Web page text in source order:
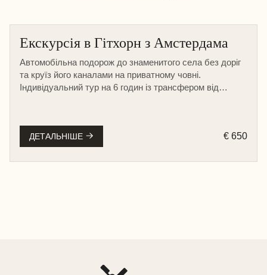
Екскурсія в Гітхорн з Амстердама
Автомобільна подорож до знаменитого села без доріг
та круїз його каналами на приватному човні.
Індивідуальний тур на 6 годин із трансфером від
ДЕТАЛЬНІШЕ € 650